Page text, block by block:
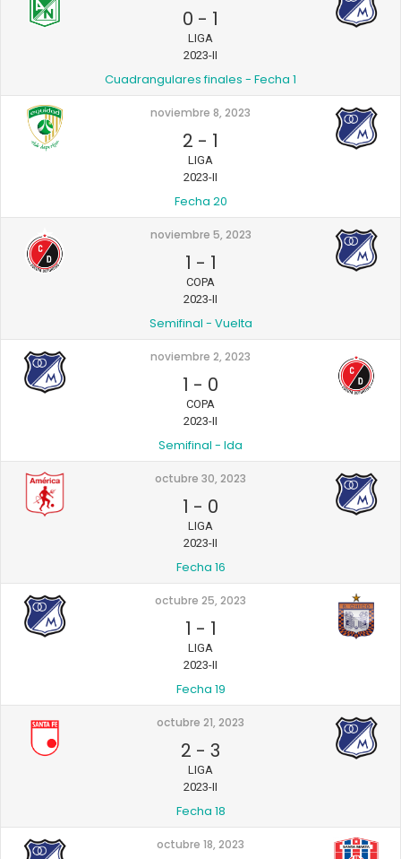
0 - 1
LIGA
2023-II
Cuadrangulares finales - Fecha 1
noviembre 8, 2023
2 - 1
LIGA
2023-II
Fecha 20
noviembre 5, 2023
1 - 1
COPA
2023-II
Semifinal - Vuelta
noviembre 2, 2023
1 - 0
COPA
2023-II
Semifinal - Ida
octubre 30, 2023
1 - 0
LIGA
2023-II
Fecha 16
octubre 25, 2023
1 - 1
LIGA
2023-II
Fecha 19
octubre 21, 2023
2 - 3
LIGA
2023-II
Fecha 18
octubre 18, 2023